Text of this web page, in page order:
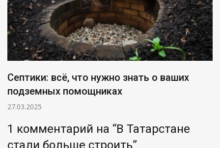
Септики: всё, что нужно знать о ваших
подземных помощниках
27.03.2025
1 комментарий на “В Татарстане
стали больше строить”